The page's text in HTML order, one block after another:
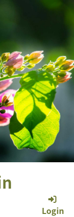
Login